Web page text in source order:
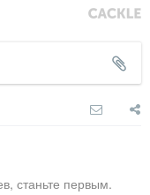
станьте первым.